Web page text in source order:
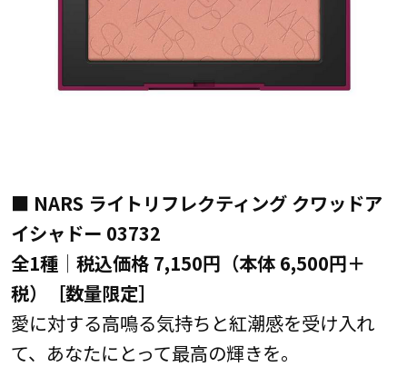
■ NARS ライトリフレクティング クワッドア
イシャドー 03732
全1種│税込価格 7,150円（本体 6,500円＋
税）［数量限定］
愛に対する高鳴る気持ちと紅潮感を受け入れ
て、あなたにとって最高の輝きを。